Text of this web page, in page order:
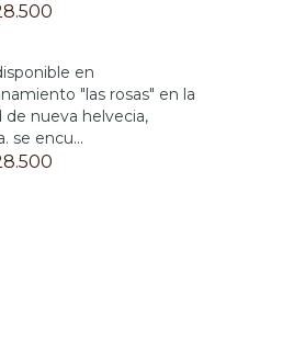
en
"las rosas" en la
de nueva helvecia,
se encu...